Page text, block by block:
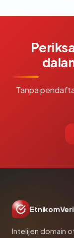
Tanpa
Intelijen domain